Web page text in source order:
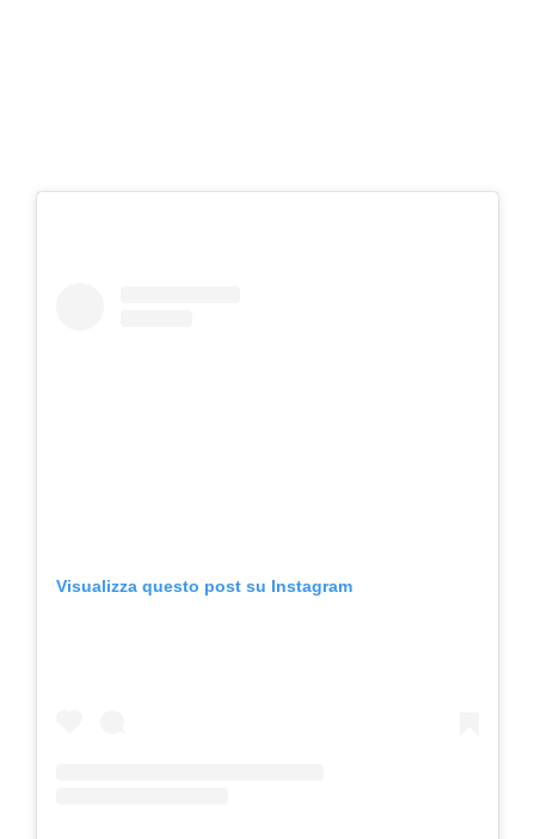
Visualizza questo post su Instagram